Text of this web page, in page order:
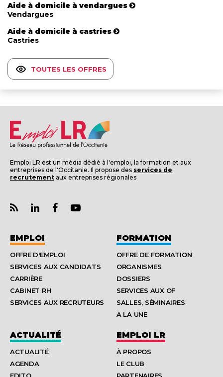
Aide à domicile à vendargues
Vendargues
Aide à domicile à castries
Castries
TOUTES LES OFFRES
Emploi LR est un média dédié à l'emploi, la formation et aux
entreprises de l'Occitanie. Il propose des services de
recrutement aux entreprises régionales
EMPLOI
OFFRE D'EMPLOI
SERVICES AUX CANDIDATS
CARRIÈRE
CABINET RH
SERVICES AUX RECRUTEURS
FORMATION
OFFRE DE FORMATION
ORGANISMES
DOSSIERS
SERVICES AUX OF
SALLES, SÉMINAIRES
A LA UNE
ACTUALITÉ
ACTUALITÉ
AGENDA
EDITO
EMPLOI LR
À PROPOS
LE CLUB
PARTENAIRES